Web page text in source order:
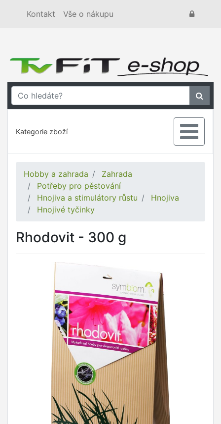
Kontakt Vše o nákupu
Kategorie zboží
Hobby a zahrada
Zahrada
Potřeby pro pěstování
Hnojiva a stimulátory růstu
Hnojiva
Hnojivé tyčinky
Rhodovit - 300 g